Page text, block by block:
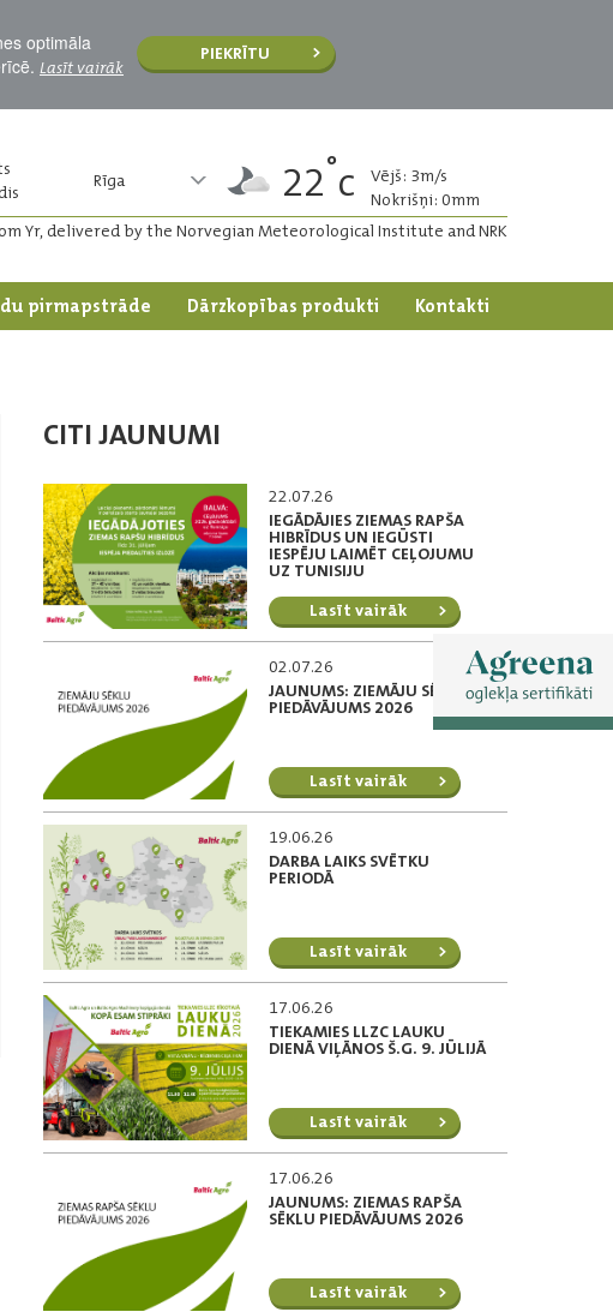
optimāla
Lasīt vairāk
PIEKRĪTU
Rīga 22°c
Vējš: 3m/s
Nokrišņi: 0mm
Yr, delivered by the Norvegian Meteorological Institute and NRK
pirmapstrāde Dārzkopības produkti Kontakti
CITI JAUNUMI
22.07.26
IEGĀDĀJIES ZIEMAS RAPŠA
HIBRĪDUS UN IEGŪSTI
IESPĒJU LAIMĒT CEĻOJUMU
UZ TUNISIJU
Lasīt vairāk
02.07.26
JAUNUMS: ZIEMĀJU SĒKLU
PIEDĀVĀJUMS 2026
Lasīt vairāk
19.06.26
DARBA LAIKS SVĒTKU
PERIODĀ
Lasīt vairāk
17.06.26
TIEKAMIES LLZC LAUKU
DIENĀ VIĻĀNOS Š.G. 9. JŪLIJĀ
Lasīt vairāk
17.06.26
JAUNUMS: ZIEMAS RAPŠA
SĒKLU PIEDĀVĀJUMS 2026
Lasīt vairāk